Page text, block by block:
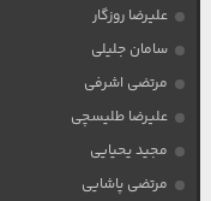
علیرضا روزگار
سامان جلیلی
مرتضی اشرفی
علیرضا طلیسچی
مجید یحیایی
مرتضی پاشایی